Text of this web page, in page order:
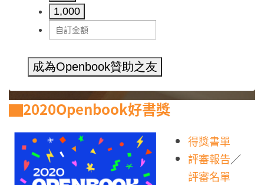
1,000
成為Openbook贊助之友
▇2020Openbook好書獎
得獎書單
評審報告／
評審名單